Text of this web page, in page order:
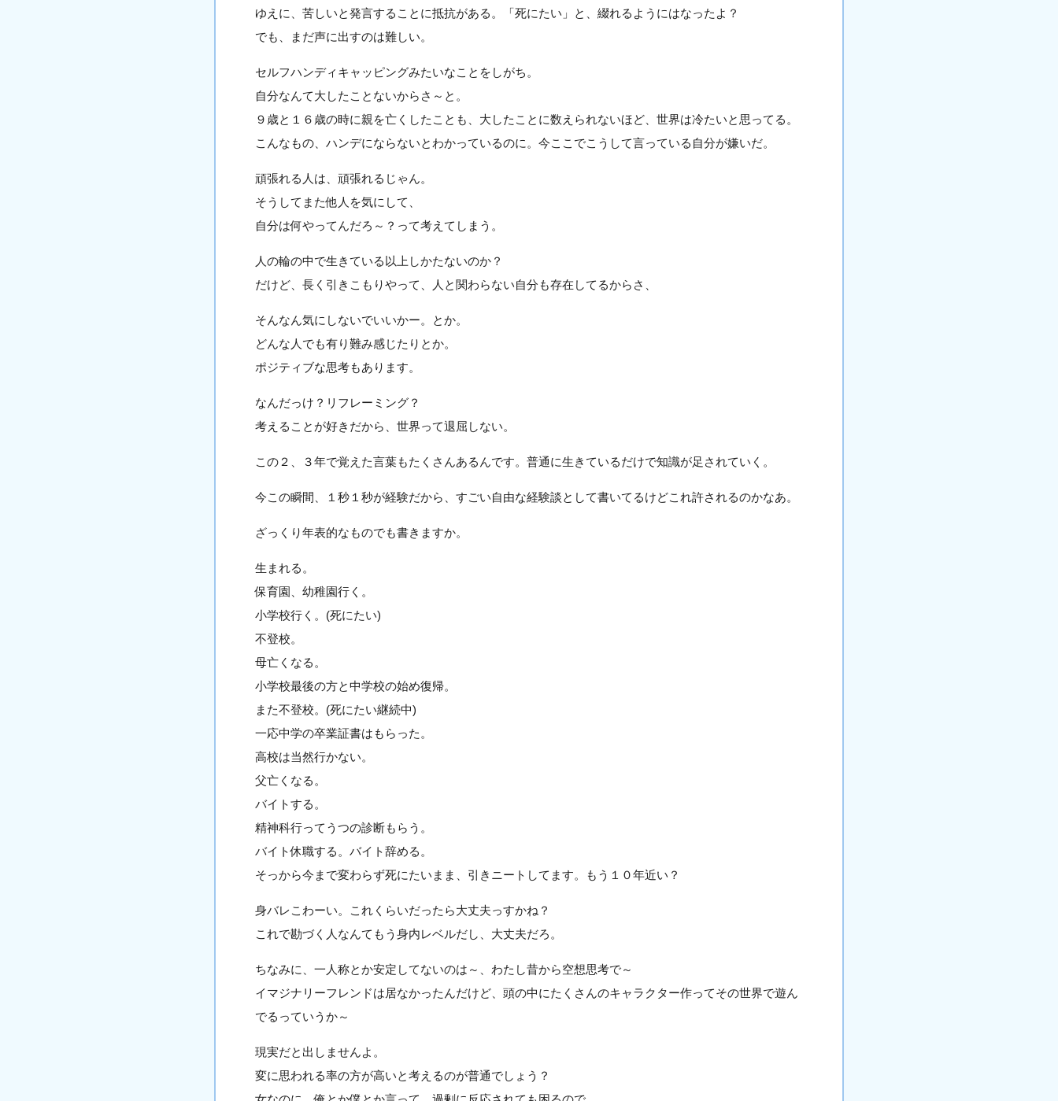
ゆえに、苦しいと発言することに抵抗がある。「死にたい」と、綴れるようにはなったよ？
でも、まだ声に出すのは難しい。
セルフハンディキャッピングみたいなことをしがち。
自分なんて大したことないからさ～と。
９歳と１６歳の時に親を亡くしたことも、大したことに数えられないほど、世界は冷たいと思ってる。
こんなもの、ハンデにならないとわかっているのに。今ここでこうして言っている自分が嫌いだ。
頑張れる人は、頑張れるじゃん。
そうしてまた他人を気にして、
自分は何やってんだろ～？って考えてしまう。
人の輪の中で生きている以上しかたないのか？
だけど、長く引きこもりやって、人と関わらない自分も存在してるからさ、
そんなん気にしないでいいかー。とか。
どんな人でも有り難み感じたりとか。
ポジティブな思考もあります。
なんだっけ？リフレーミング？
考えることが好きだから、世界って退屈しない。
この２、３年で覚えた言葉もたくさんあるんです。普通に生きているだけで知識が足されていく。
今この瞬間、１秒１秒が経験だから、すごい自由な経験談として書いてるけどこれ許されるのかなあ。
ざっくり年表的なものでも書きますか。
生まれる。
保育園、幼稚園行く。
小学校行く。(死にたい)
不登校。
母亡くなる。
小学校最後の方と中学校の始め復帰。
また不登校。(死にたい継続中)
一応中学の卒業証書はもらった。
高校は当然行かない。
父亡くなる。
バイトする。
精神科行ってうつの診断もらう。
バイト休職する。バイト辞める。
そっから今まで変わらず死にたいまま、引きニートしてます。もう１０年近い？
身バレこわーい。これくらいだったら大丈夫っすかね？
これで勘づく人なんてもう身内レベルだし、大丈夫だろ。
ちなみに、一人称とか安定してないのは～、わたし昔から空想思考で～
イマジナリーフレンドは居なかったんだけど、頭の中にたくさんのキャラクター作ってその世界で遊ん
でるっていうか～
現実だと出しませんよ。
変に思われる率の方が高いと考えるのが普通でしょう？